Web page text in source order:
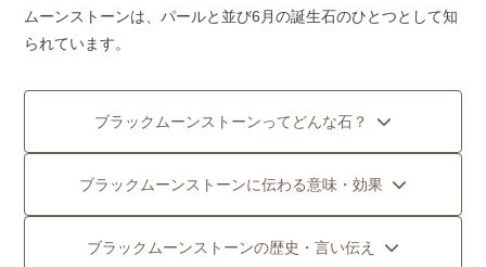
ムーンストーンは、パールと並び6月の誕生石のひとつとして知
られています。
ブラックムーンストーンってどんな石？
ブラックムーンストーンに伝わる意味・効果
ブラックムーンストーンの歴史・言い伝え